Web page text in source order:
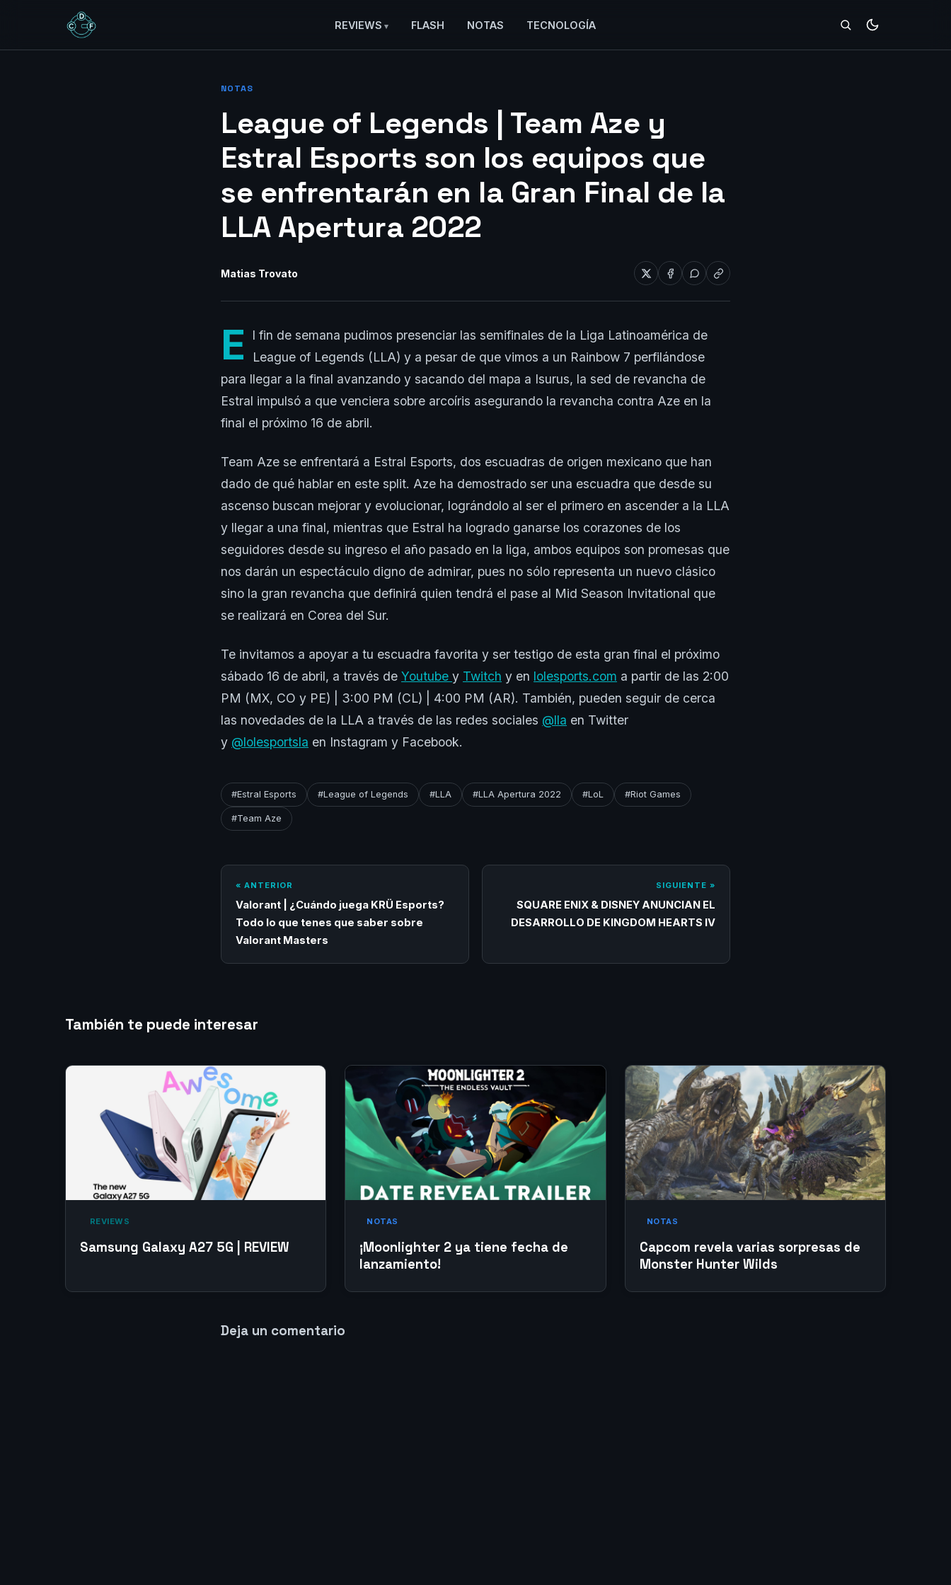
REVIEWS FLASH NOTAS TECNOLOGÍA
NOTAS
League of Legends | Team Aze y
Estral Esports son los equipos que
se enfrentarán en la Gran Final de la
LLA Apertura 2022
Matias Trovato
E
l fin de semana pudimos presenciar las semifinales de la Liga Latinoamérica de
League of Legends (LLA) y a pesar de que vimos a un Rainbow 7 perfilándose
para llegar a la final avanzando y sacando del mapa a Isurus, la sed de revancha de
Estral impulsó a que venciera sobre arcoíris asegurando la revancha contra Aze en la
final el próximo 16 de abril.
Team Aze se enfrentará a Estral Esports, dos escuadras de origen mexicano que han
dado de qué hablar en este split. Aze ha demostrado ser una escuadra que desde su
ascenso buscan mejorar y evolucionar, lográndolo al ser el primero en ascender a la LLA
y llegar a una final, mientras que Estral ha logrado ganarse los corazones de los
seguidores desde su ingreso el año pasado en la liga, ambos equipos son promesas que
nos darán un espectáculo digno de admirar, pues no sólo representa un nuevo clásico
sino la gran revancha que definirá quien tendrá el pase al Mid Season Invitational que
se realizará en Corea del Sur.
Te invitamos a apoyar a tu escuadra favorita y ser testigo de esta gran final el próximo
sábado 16 de abril, a través de Youtube y Twitch y en lolesports.com a partir de las 2:00
PM (MX, CO y PE) | 3:00 PM (CL) | 4:00 PM (AR). También, pueden seguir de cerca
las novedades de la LLA a través de las redes sociales @lla en Twitter
y @lolesportsla en Instagram y Facebook.
#Estral Esports #League of Legends #LLA #LLA Apertura 2022 #LoL #Riot Games
#Team Aze
« ANTERIOR
Valorant | ¿Cuándo juega KRÜ Esports?
Todo lo que tenes que saber sobre
Valorant Masters
SIGUIENTE »
SQUARE ENIX & DISNEY ANUNCIAN EL
DESARROLLO DE KINGDOM HEARTS IV
También te puede interesar
‎ REVIEWS‎
Samsung Galaxy A27 5G | REVIEW
NOTAS
¡Moonlighter 2 ya tiene fecha de
lanzamiento!
NOTAS
Capcom revela varias sorpresas de
Monster Hunter Wilds
Deja un comentario